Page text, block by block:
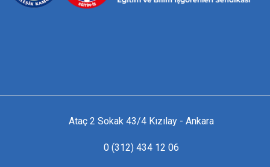
Ataç 2 Sokak 43/4 Kızılay - Ankara
0 (312) 434 12 06